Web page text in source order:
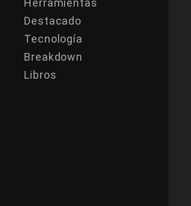
Herramientas
Destacado
Tecnología
Breakdown
Libros